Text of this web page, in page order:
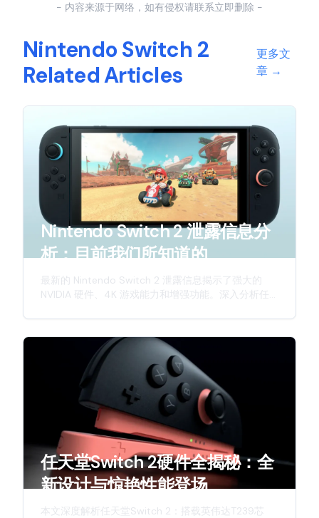
- 内容来源于网络，如有侵权请联系立即删除 -
Nintendo Switch 2
Related Articles
更多文
章→
Nintendo Switch 2 泄露信息分
析：目前我们所知道的
最新的 Nintendo Switch 2 泄露信息揭示了强大的
NVIDIA 硬件、4K 游戏能力和增强功能。深入分析任
任天堂Switch 2硬件全揭秘：全
新设计与惊艳性能登场
本文深度解析任天堂Switch 2：搭载英伟达T239芯